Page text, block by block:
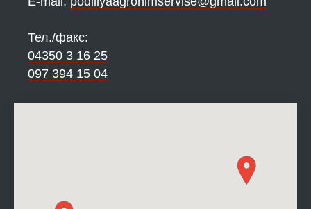
Тел./факс:
04350 3 16 25
097 394 15 04